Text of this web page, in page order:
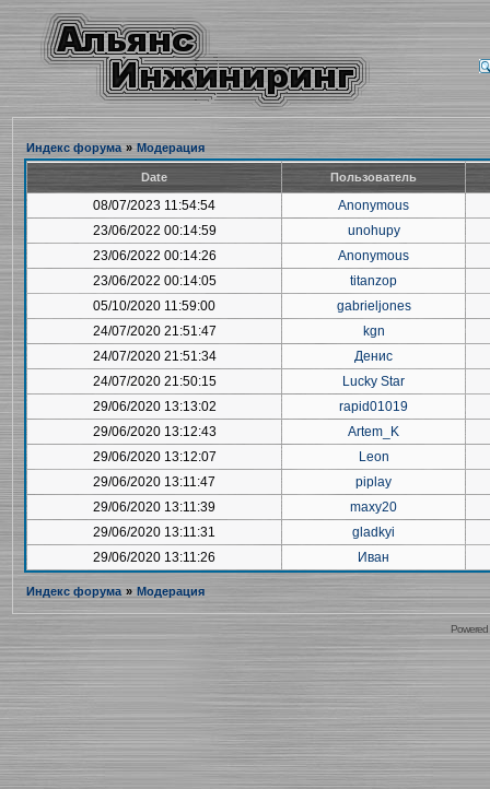
Индекс форума » Модерация
Date Пользователь
08/07/2023 11:54:54
Anonymous
23/06/2022 00:14:59
unohupy
23/06/2022 00:14:26
Anonymous
23/06/2022 00:14:05
titanzop
05/10/2020 11:59:00
gabrieljones
24/07/2020 21:51:47
kgn
24/07/2020 21:51:34
Денис
24/07/2020 21:50:15
Lucky Star
29/06/2020 13:13:02
rapid01019
29/06/2020 13:12:43
Artem_K
29/06/2020 13:12:07
Leon
29/06/2020 13:11:47
piplay
29/06/2020 13:11:39
maxy20
29/06/2020 13:11:31
gladkyi
29/06/2020 13:11:26
Иван
Индекс форума » Модерация